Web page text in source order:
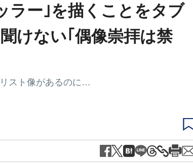
ラー｣を描くことをタブ
けない｢偶像崇拝は禁
スト像があるのに…